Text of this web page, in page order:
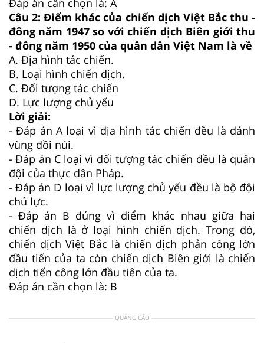
Câu 2: Điểm khác của chiến dịch Việt Bắc thu -
đông năm 1947 so với chiến dịch Biên giới thu
- đông năm 1950 của quân dân Việt Nam là về
A. Địa hình tác chiến.
B. Loại hình chiến dịch.
C. Đối tượng tác chiến
D. Lực lượng chủ yếu
Lời giải:
- Đáp án A loại vì địa hình tác chiến đều là đánh
vùng đồi núi.
- Đáp án C loại vì đối tượng tác chiến đều là quân
đội của thực dân Pháp.
- Đáp án D loại vì lực lượng chủ yếu đều là bộ đội
chủ lực.
- Đáp án B đúng vì điểm khác nhau giữa hai
chiến dịch là ở loại hình chiến dịch. Trong đó,
chiến dịch Việt Bắc là chiến dịch phản công lớn
đầu tiến của ta còn chiến dịch Biên giới là chiến
dịch tiến công lớn đầu tiên của ta.
Đáp án cần chọn là: B
QUẢNG CÁO